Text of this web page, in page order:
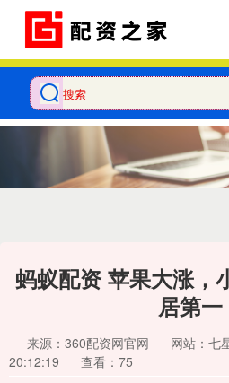
蚂蚁配资 苹果大涨，
居第一
来源：360配资网官网 网站：七
20:12:19
查看：75